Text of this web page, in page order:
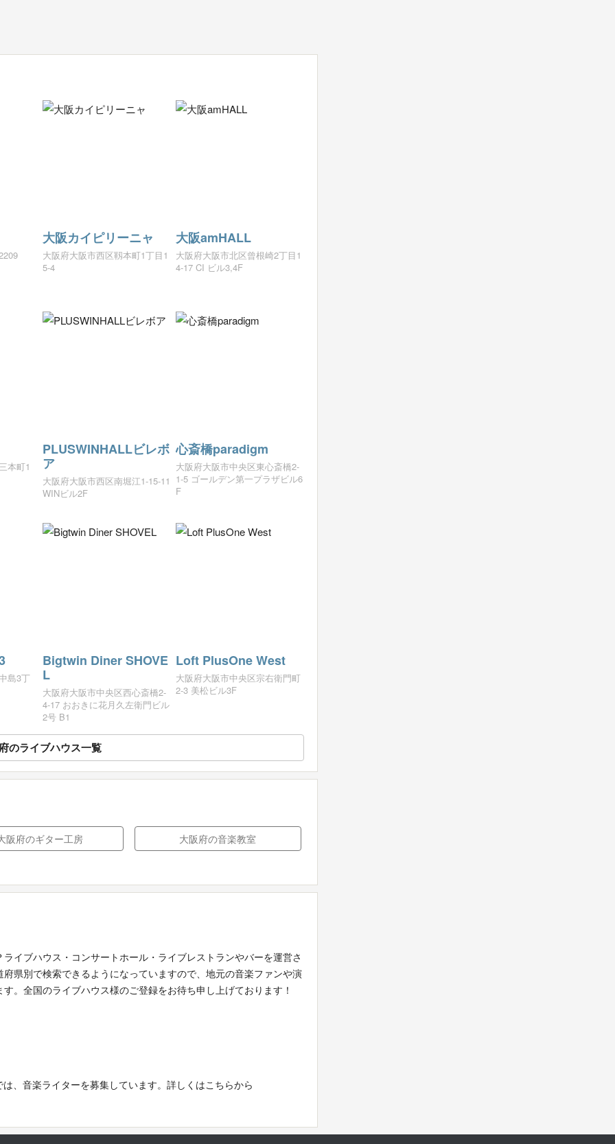
大阪カイピリーニャ
大阪府大阪市西区靱本町1丁目1
5-4
大阪amHALL
大阪府大阪市北区曾根崎2丁目1
4-17 CI ビル3,4F
本町1
PLUSWINHALLビレボ
ア
大阪府大阪市西区南堀江1-15-11
WINビル2F
心斎橋paradigm
大阪府大阪市中央区東心斎橋2-
1-5 ゴールデン第一プラザビル6
F
島3丁
Bigtwin Diner SHOVE
L
大阪府大阪市中央区西心斎橋2-
4-17 おおきに花月久左衛門ビル
2号 B1
Loft PlusOne West
大阪府大阪市中央区宗右衛門町
2-3 美松ビル3F
のライブハウス一覧
阪府のギター工房 大阪府の音楽教室
イブハウス・コンサートホール・ライブレストランやバーを運営さ
県別で検索できるようになっていますので、地元の音楽ファンや演
。全国のライブハウス様のご登録をお待ち申し上げております！
、音楽ライターを募集しています。詳しくはこちらから